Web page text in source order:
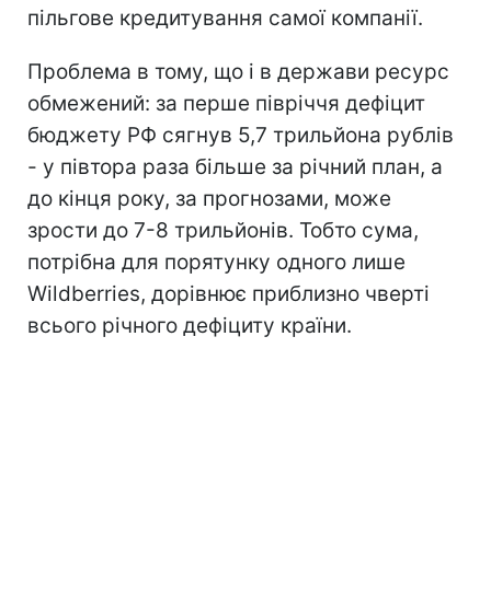
пільгове кредитування самої компанії.
Проблема в тому, що і в держави ресурс
обмежений: за перше півріччя дефіцит
бюджету РФ сягнув 5,7 трильйона рублів
- у півтора раза більше за річний план, а
до кінця року, за прогнозами, може
зрости до 7-8 трильйонів. Тобто сума,
потрібна для порятунку одного лише
Wildberries, дорівнює приблизно чверті
всього річного дефіциту країни.